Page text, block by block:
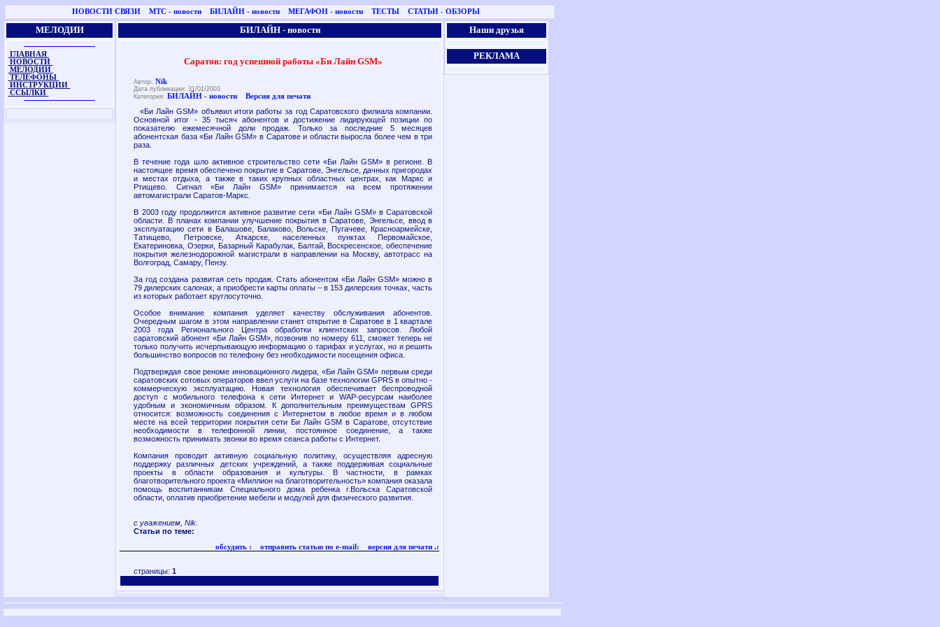
НОВОСТИ СВЯЗИ МТС - новости БИЛАЙН - новости МЕГАФОН - новости ТЕСТЫ СТАТЬИ - ОБЗОРЫ
МЕЛОДИИ
ГЛАВНАЯ
НОВОСТИ
МЕЛОДИИ
ТЕЛЕФОНЫ
ИНСТРУКЦИИ
ССЫЛКИ
БИЛАЙН - новости
Саратов: год успешной работы «Би Лайн GSM»
Автор: Nik
Дата публикации: 31/01/2003
Категория: БИЛАЙН - новости Версия для печати
«Би Лайн GSM» объявил итоги работы за год Саратовского филиала компании.
Основной итог - 35 тысяч абонентов и достижение лидирующей позиции по
показателю ежемесячной доли продаж. Только за последние 5 месяцев
абонентская база «Би Лайн GSM» в Саратове и области выросла более чем в три
раза.
В течение года шло активное строительство сети «Би Лайн GSM» в регионе. В
настоящее время обеспечено покрытие в Саратове, Энгельсе, дачных пригородах
и местах отдыха, а также в таких крупных областных центрах, как Маркс и
Ртищево. Сигнал «Би Лайн GSM» принимается на всем протяжении
автомагистрали Саратов-Маркс.
В 2003 году продолжится активное развитие сети «Би Лайн GSM» в Саратовской
области. В планах компании улучшение покрытия в Саратове, Энгельсе, ввод в
эксплуатацию сети в Балашове, Балаково, Вольске, Пугачеве, Красноармейске,
Татищево, Петровске, Аткарске, населенных пунктах Первомайское,
Екатериновка, Озерки, Базарный Карабулак, Балтай, Воскресенское, обеспечение
покрытия железнодорожной магистрали в направлении на Москву, автотрасс на
Волгоград, Самару, Пензу.
За год создана развитая сеть продаж. Стать абонентом «Би Лайн GSM» можно в
79 дилерских салонах, а приобрести карты оплаты – в 153 дилерских точках, часть
из которых работает круглосуточно.
Особое внимание компания уделяет качеству обслуживания абонентов.
Очередным шагом в этом направлении станет открытие в Саратове в 1 квартале
2003 года Регионального Центра обработки клиентских запросов. Любой
саратовский абонент «Би Лайн GSM», позвонив по номеру 611, сможет теперь не
только получить исчерпывающую информацию о тарифах и услугах, но и решить
большинство вопросов по телефону без необходимости посещения офиса.
Подтверждая свое реноме инновационного лидера, «Би Лайн GSM» первым среди
саратовских сотовых операторов ввел услуги на базе технологии GPRS в опытно -
коммерческую эксплуатацию. Новая технология обеспечивает беспроводной
доступ с мобильного телефона к сети Интернет и WAP-ресурсам наиболее
удобным и экономичным образом. К дополнительным преимуществам GPRS
относится: возможность соединения с Интернетом в любое время и в любом
месте на всей территории покрытия сети Би Лайн GSM в Саратове, отсутствие
необходимости в телефонной линии, постоянное соединение, а также
возможность принимать звонки во время сеанса работы с Интернет.
Компания проводит активную социальную политику, осуществляя адресную
поддержку различных детских учреждений, а также поддерживая социальные
проекты в области образования и культуры. В частности, в рамках
благотворительного проекта «Миллион на благотворительность» компания оказала
помощь воспитанникам Специального дома ребенка г.Вольска Саратовской
области, оплатив приобретение мебели и модулей для физического развития.
с уважением, Nik.
Статьи по теме:
обсудить : отправить статью по e-mail: версия для печати .:
страницы:1
Наши друзья
РЕКЛАМА